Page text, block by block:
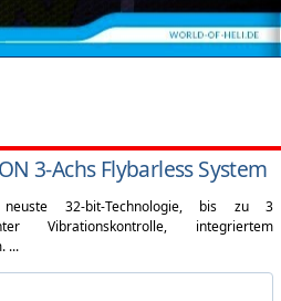
3-Achs Flybarless System
neuste 32-bit-Technologie, bis zu 3
Vibrationskontrolle, integriertem
...